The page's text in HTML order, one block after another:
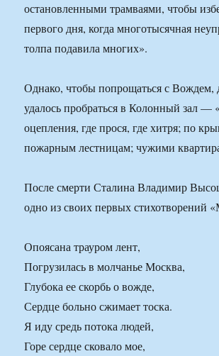
остановленными трамваями, чтобы
первого дня, когда многотысячная
толпа подавила многих».
Однако, чтобы попрощаться с Вождем,
удалось пробраться в Колонный зал —
оцепления, где прося, где хитря; по
пожарным лестницам; чужими
После смерти Сталина Владимир
одно из своих первых стихотворений
Опоясана трауром лент,
Погрузилась в молчанье Москва,
Глубока ее скорбь о вожде,
Сердце больно сжимает тоска.
Я иду средь потока людей,
Горе сердце сковало мое,